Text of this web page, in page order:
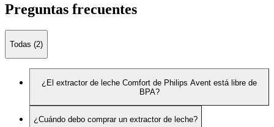
Preguntas frecuentes
Todas (2)
¿El extractor de leche Comfort de Philips Avent está libre de
BPA?
¿Cuándo debo comprar un extractor de leche?